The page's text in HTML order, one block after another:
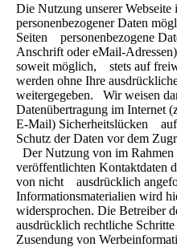
Die Nutzung unserer
personenbezogener Daten
Seiten personenbezogene
Anschrift oder eMail-
soweit möglich, stets auf
werden ohne Ihre
weitergegeben. Wir weisen
Datenübertragung im Internet
E-Mail) Sicherheitslücken
Schutz der Daten vor dem
Der Nutzung von im Rahmen
veröffentlichten Kontaktdaten
von nicht ausdrücklich
Informationsmaterialien wird
widersprochen. Die Betreiber
ausdrücklich rechtliche
Zusendung von